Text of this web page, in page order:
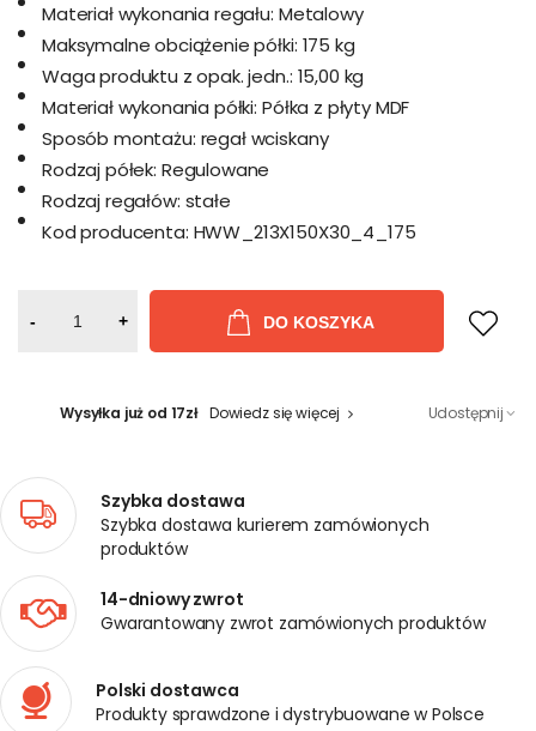
Materiał wykonania regału: Metalowy
Maksymalne obciążenie półki: 175 kg
Waga produktu z opak. jedn.: 15,00 kg
Materiał wykonania półki: Półka z płyty MDF
Sposób montażu: regał wciskany
Rodzaj półek: Regulowane
Rodzaj regałów: stałe
Kod producenta: HWW_213X150X30_4_175
- + DO KOSZYKA
Wysyłka już od 17zł Dowiedz się więcej Udostępnij
Szybka dostawa
Szybka dostawa kurierem zamówionych
produktów
14-dniowy zwrot
Gwarantowany zwrot zamówionych produktów
Polski dostawca
Produkty sprawdzone i dystrybuowane w Polsce